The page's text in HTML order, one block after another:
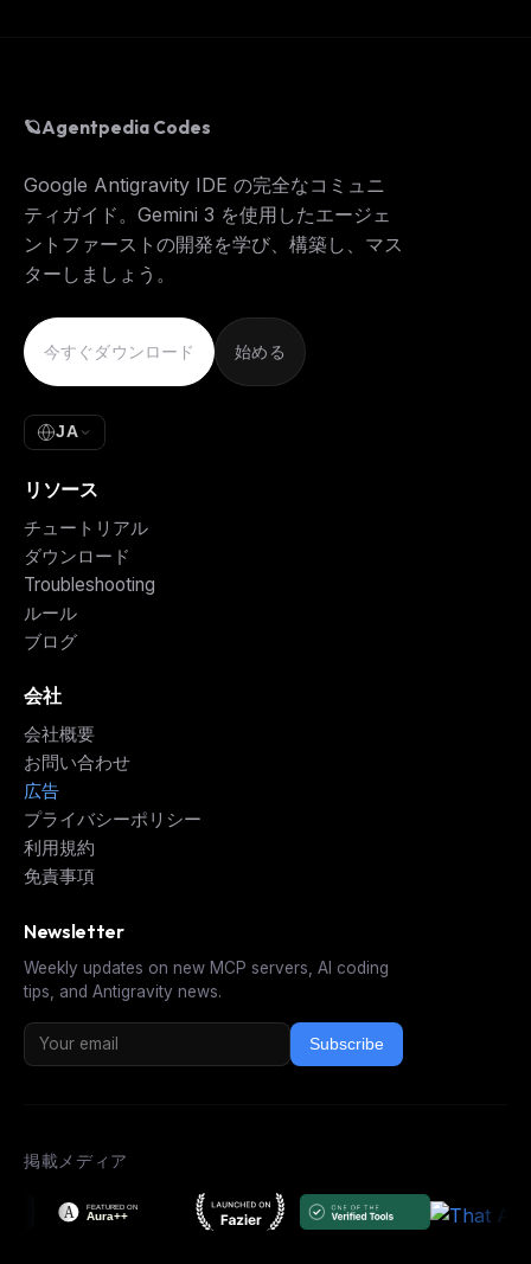
🪐Agentpedia Codes
Google Antigravity IDE の完全なコミュニ
ティガイド。Gemini 3 を使用したエージェ
ントファーストの開発を学び、構築し、マス
ターしましょう。
今すぐダウンロード 始める
JA
リソース
チュートリアル
ダウンロード
Troubleshooting
ルール
ブログ
会社
会社概要
お問い合わせ
広告
プライバシーポリシー
利用規約
免責事項
Newsletter
Weekly updates on new MCP servers, AI coding
tips, and Antigravity news.
Subscribe
掲載メディア